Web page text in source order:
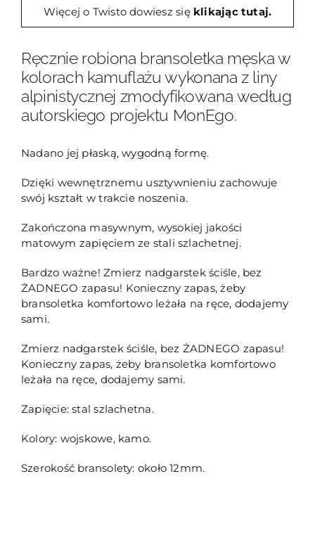
Więcej o Twisto dowiesz się klikając tutaj.
Ręcznie robiona bransoletka męska w
kolorach kamuflażu wykonana z liny
alpinistycznej zmodyfikowana według
autorskiego projektu MonEgo.
Nadano jej płaską, wygodną formę.
Dzięki wewnętrznemu usztywnieniu zachowuje
swój kształt w trakcie noszenia.
Zakończona masywnym, wysokiej jakości
matowym zapięciem ze stali szlachetnej.
Bardzo ważne! Zmierz nadgarstek ściśle, bez
ŻADNEGO zapasu! Konieczny zapas, żeby
bransoletka komfortowo leżała na ręce, dodajemy
sami.
Zmierz nadgarstek ściśle, bez ŻADNEGO zapasu!
Konieczny zapas, żeby bransoletka komfortowo
leżała na ręce, dodajemy sami.
Zapięcie: stal szlachetna.
Kolory: wojskowe, kamo.
Szerokość bransolety: około 12mm.